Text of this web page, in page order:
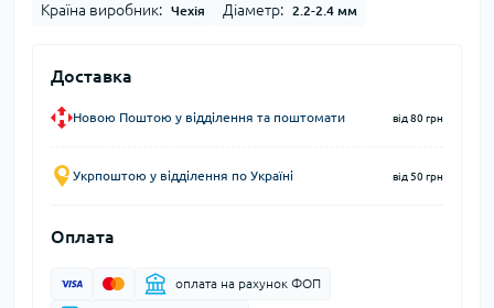
Країна виробник: Чехія Діаметр: 2.2-2.4 мм
Доставка
Новою Поштою у відділення та поштомати від 80 грн
Укрпоштою у відділення по Україні від 50 грн
Оплата
оплата на рахунок ФОП